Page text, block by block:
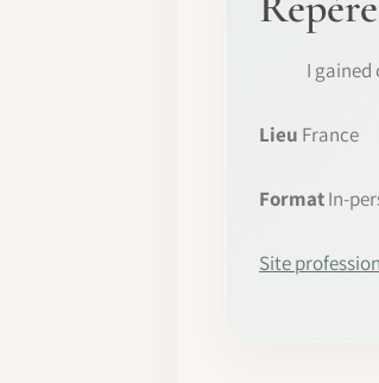
I gained
Lieu France
FormatIn-
Site